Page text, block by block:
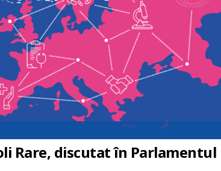
Rare, discutat în Parlamentul